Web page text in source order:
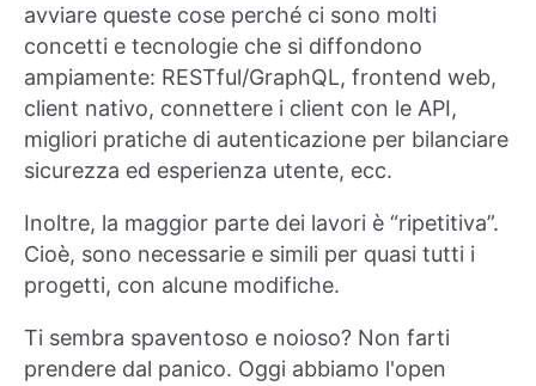
avviare queste cose perché ci sono molti
concetti e tecnologie che si diffondono
ampiamente: RESTful/GraphQL, frontend web,
client nativo, connettere i client con le API,
migliori pratiche di autenticazione per bilanciare
sicurezza ed esperienza utente, ecc.
Inoltre, la maggior parte dei lavori è “ripetitiva”.
Cioè, sono necessarie e simili per quasi tutti i
progetti, con alcune modifiche.
Ti sembra spaventoso e noioso? Non farti
prendere dal panico. Oggi abbiamo l'open